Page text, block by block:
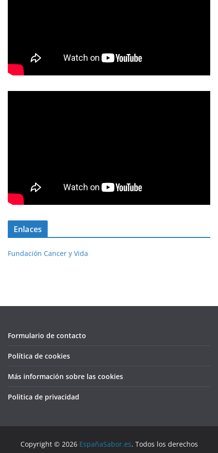
Enlaces
Fundación Cancer y Vida
Formulario de contacto
Política de cookies
Más información sobre las cookies
Politica de privacidad
Copyright © 2026 EspañaSabor.es. Todos los derechos